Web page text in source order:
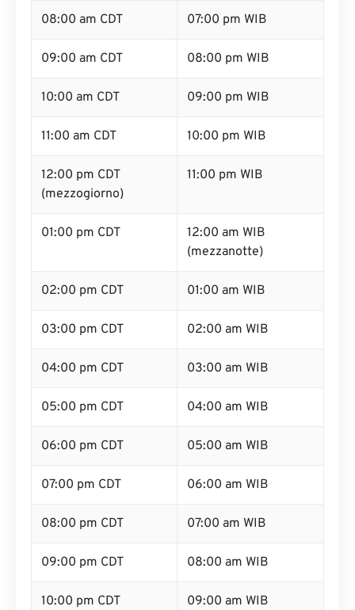
08:00 am CDT 07:00 pm WIB
09:00 am CDT 08:00 pm WIB
10:00 am CDT 09:00 pm WIB
11:00 am CDT 10:00 pm WIB
12:00 pm CDT
(mezzogiorno)
11:00 pm WIB
01:00 pm CDT
12:00 am WIB
(mezzanotte)
02:00 pm CDT 01:00 am WIB
03:00 pm CDT 02:00 am WIB
04:00 pm CDT 03:00 am WIB
05:00 pm CDT 04:00 am WIB
06:00 pm CDT 05:00 am WIB
07:00 pm CDT 06:00 am WIB
08:00 pm CDT 07:00 am WIB
09:00 pm CDT 08:00 am WIB
10:00 pm CDT 09:00 am WIB